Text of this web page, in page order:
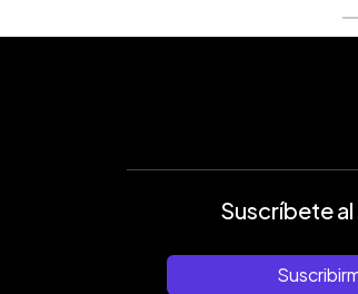
Suscríbete